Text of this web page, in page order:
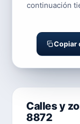
continuación
Copiar
Calles y
8872